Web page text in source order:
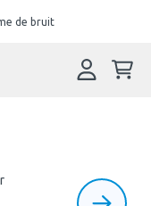
de bruit